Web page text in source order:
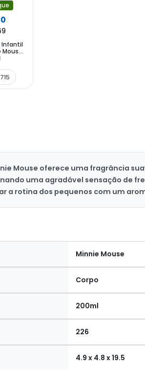
Infantil
Mouse
Mouse oferece uma fragrância
uma agradável sensação de
a rotina dos pequenos com um
Minnie Mouse
Corpo
200ml
226
4.9 x 4.8 x 19.5